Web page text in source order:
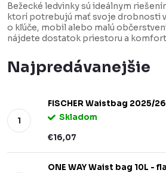
Bežecké ledvinky sú ideálnym
ktorí potrebujú mať svoje drobnosti
o kľúče, mobil alebo malú
nájdete dostatok priestoru a
Najpredávanejšie
FISCHER Waistbag 2025/
Skladom
€16,07
ONE WAY Waist bag 10L -